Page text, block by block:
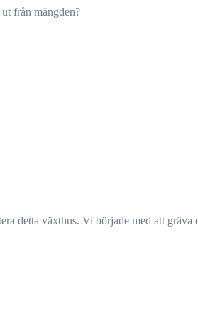
från mängden?
växthus. Vi började med att gräva